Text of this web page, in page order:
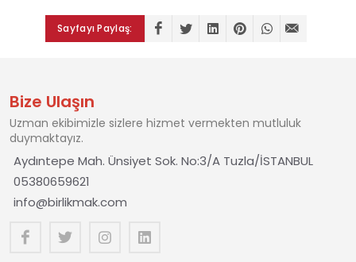
Sayfayı Paylaş:
Bize Ulaşın
Uzman ekibimizle sizlere hizmet vermekten mutluluk
duymaktayız.
Aydıntepe Mah. Ünsiyet Sok. No:3/A Tuzla/İSTANBUL
05380659621
info@birlikmak.com